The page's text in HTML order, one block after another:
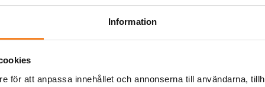
Information
för att anpassa innehållet och annonserna till användarna,